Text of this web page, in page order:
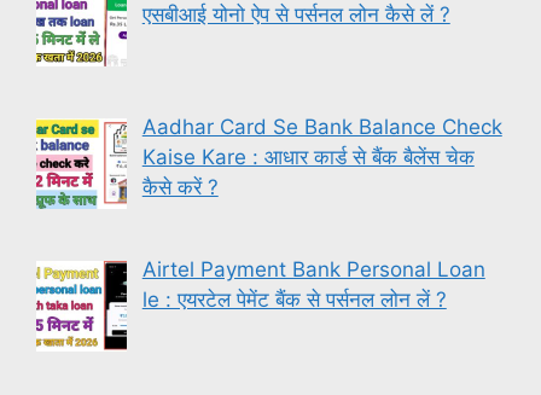
एसबीआई योनो ऐप से पर्सनल लोन कैसे लें ?
Aadhar Card Se Bank Balance Check
Kaise Kare : आधार कार्ड से बैंक बैलेंस चेक
कैसे करें ?
Airtel Payment Bank Personal Loan
le : एयरटेल पेमेंट बैंक से पर्सनल लोन लें ?